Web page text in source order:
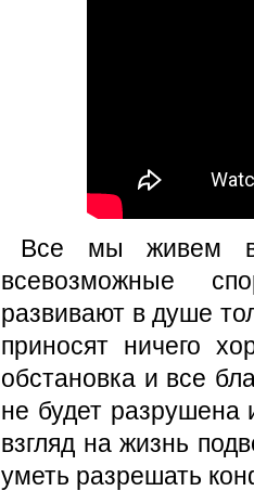
Все мы живем в
всевозможные
развивают в душе
приносят ничего
обстановка и все
не будет разрушена
взгляд на жизнь
уметь разрешать